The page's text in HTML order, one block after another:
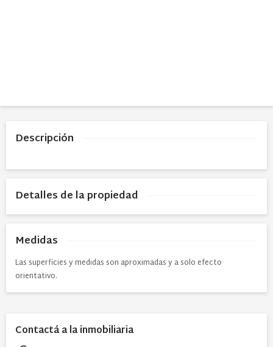
Descripción
Detalles de la propiedad
Medidas
Las superficies y medidas son aproximadas y a solo efecto
orientativo.
Contactá a la inmobiliaria